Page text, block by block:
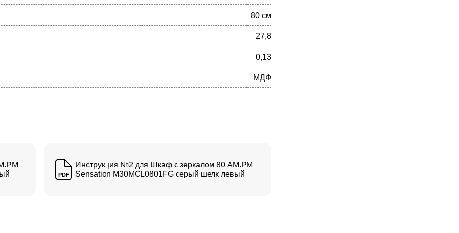
80 см
27,8
0,13
МДФ
PDF
Инструкция №2 для Шкаф с зеркалом 80 AM.PM
Sensation M30MCL0801FG серый шелк левый